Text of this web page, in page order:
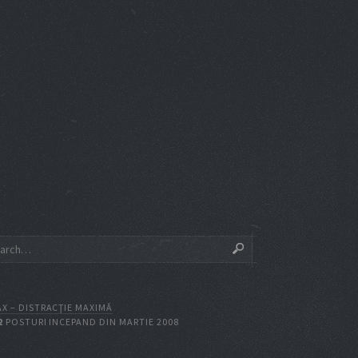
– DISTRACŢIE MAXIMĂ
POSTURI INCEPAND DIN MARTIE 2008